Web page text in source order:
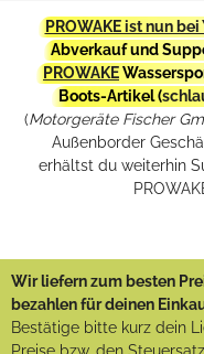
PROWAKE ist nun bei
Abverkauf und
PROWAKE
Boots-Artikel (
(Motorgeräte Fischer
Außenborder
erhältst du weiterhin
Wir liefern zum besten
bezahlen für deinen
Bestätige bitte kurz dein